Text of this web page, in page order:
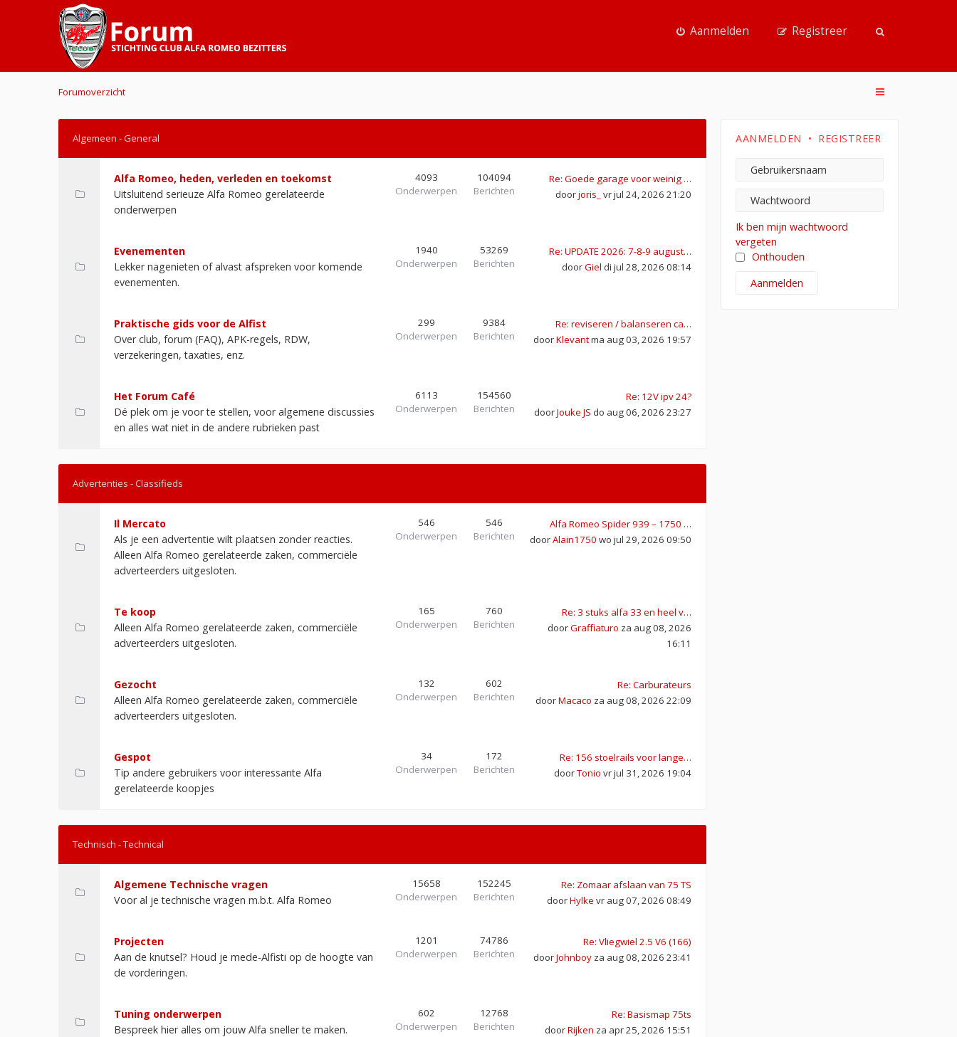
Aanmelden Registreer
Forumoverzicht
AANMELDEN • REGISTREER
Ik ben mijn wachtwoord
vergeten
Onthouden
Algemeen - General
Alfa Romeo, heden, verleden en toekomst
Uitsluitend serieuze Alfa Romeo gerelateerde
onderwerpen
4093
Onderwerpen
104094
Berichten
Re: Goede garage voor weinig …
doorjoris_ vr jul 24, 2026 21:20
Evenementen
Lekker nagenieten of alvast afspreken voor komende
evenementen.
1940
Onderwerpen
53269
Berichten
Re: UPDATE 2026: 7-8-9 august…
doorGiel di jul 28, 2026 08:14
Praktische gids voor de Alfist
Over club, forum (FAQ), APK-regels, RDW,
verzekeringen, taxaties, enz.
299
Onderwerpen
9384
Berichten
Re: reviseren / balanseren ca…
doorKlevantma aug 03, 2026 19:57
Het Forum Café
Dé plek om je voor te stellen, voor algemene discussies
en alles wat niet in de andere rubrieken past
6113
Onderwerpen
154560
Berichten
Re: 12V ipv 24?
doorJouke JS do aug 06, 2026 23:27
Advertenties - Classifieds
Il Mercato
Als je een advertentie wilt plaatsen zonder reacties.
Alleen Alfa Romeo gerelateerde zaken, commerciële
adverteerders uitgesloten.
546
Onderwerpen
546
Berichten
Alfa Romeo Spider 939 – 1750 …
doorAlain1750 wo jul 29, 2026 09:50
Te koop
Alleen Alfa Romeo gerelateerde zaken, commerciële
adverteerders uitgesloten.
165
Onderwerpen
760
Berichten
Re: 3 stuks alfa 33 en heel v…
doorGraffiaturo za aug 08, 2026
16:11
Gezocht
Alleen Alfa Romeo gerelateerde zaken, commerciële
adverteerders uitgesloten.
132
Onderwerpen
602
Berichten
Re: Carburateurs
doorMacaco za aug 08, 2026 22:09
Gespot
Tip andere gebruikers voor interessante Alfa
gerelateerde koopjes
34
Onderwerpen
172
Berichten
Re: 156 stoelrails voor lange…
doorTonio vr jul 31, 2026 19:04
Technisch - Technical
Algemene Technische vragen
Voor al je technische vragen m.b.t. Alfa Romeo
15658
Onderwerpen
152245
Berichten
Re: Zomaar afslaan van 75 TS
doorHylke vr aug 07, 2026 08:49
Projecten
Aan de knutsel? Houd je mede-Alfisti op de hoogte van
de vorderingen.
1201
Onderwerpen
74786
Berichten
Re: Vliegwiel 2.5 V6 (166)
doorJohnboy za aug 08, 2026 23:41
Tuning onderwerpen
Bespreek hier alles om jouw Alfa sneller te maken.
602
Onderwerpen
12768
Berichten
Re: Basismap 75ts
doorRijken za apr 25, 2026 15:51